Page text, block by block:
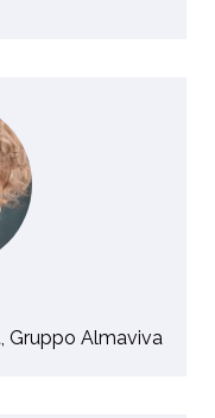
Gruppo Almaviva